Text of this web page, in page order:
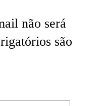
não será
são